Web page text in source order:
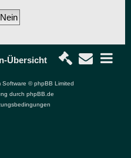
Übersicht
Software © phpBB Limited
durch phpBB.de